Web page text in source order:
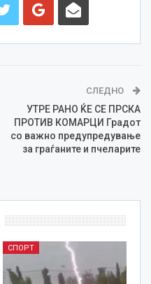
СЛЕДНО
УТРЕ РАНО ЌЕ СЕ ПРСКА
ПРОТИВ КОМАРЦИ Градот
со важно предупредување
за граѓаните и пчеларите
СПОРТ